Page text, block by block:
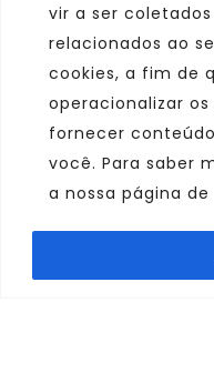
vir a ser
relacionados ao
cookies, a fim de
operacionalizar
fornecer
você. Para saber
a nossa página de